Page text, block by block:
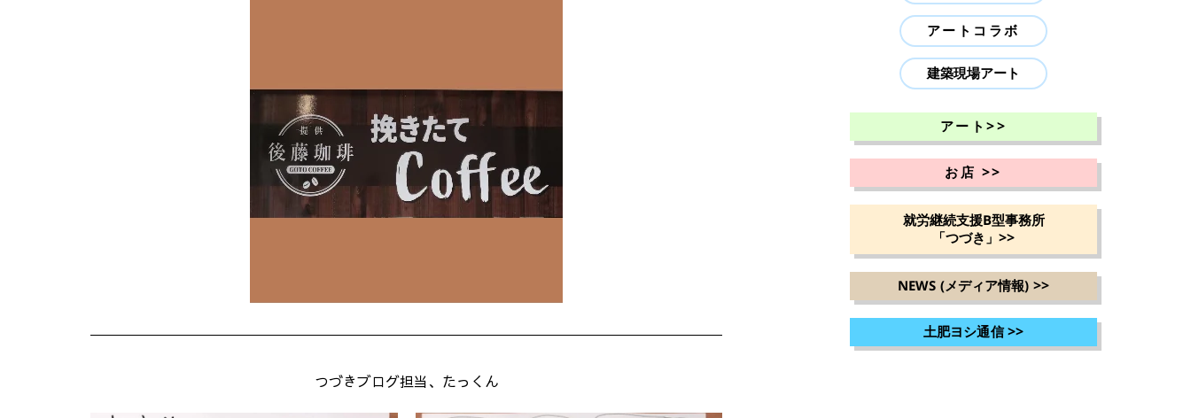
つづきブログ担当、たっくん
アートコラボ
建築現場アート
アート>>
お店 >>
就労継続支援B型事務所
「つづき」 >>
NEWS (メディア情報) >>
土肥ヨシ通信>>